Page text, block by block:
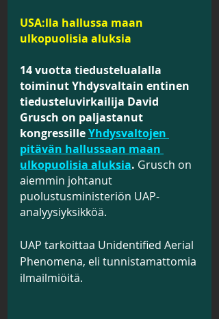
USA:lla hallussa maan
ulkopuolisia aluksia
14 vuotta tiedustelualalla
toiminut Yhdysvaltain entinen
tiedusteluvirkailija David
Grusch on paljastanut
kongressille Yhdysvaltojen
pitävän hallussaan maan
ulkopuolisia aluksia. Grusch on
aiemmin johtanut
puolustusministeriön UAP-
analyysiyksikköä.
UAP tarkoittaa Unidentified Aerial
Phenomena, eli tunnistamattomia
ilmailmiöitä.